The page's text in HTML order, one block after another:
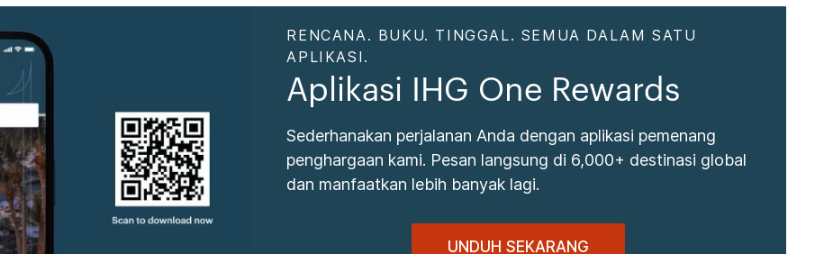
RENCANA. BUKU. TINGGAL. SEMUA DALAM SATU
APLIKASI.
Aplikasi IHG One Rewards
Sederhanakan perjalanan Anda dengan aplikasi pemenang
penghargaan kami. Pesan langsung di 6,000+ destinasi global
dan manfaatkan lebih banyak lagi.
UNDUH SEKARANG